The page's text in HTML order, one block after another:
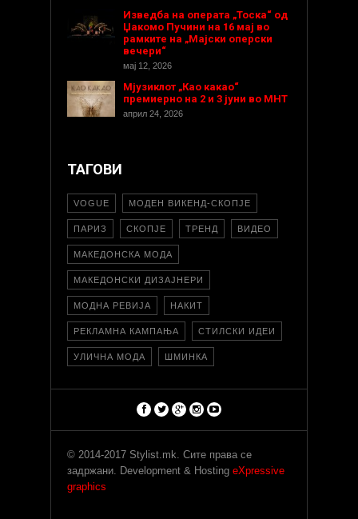
Изведба на операта „Тоска“ од
Џакомо Пучини на 16 мај во
рамките на „Мајски оперски
вечери“
мај 12, 2026
Мјузиклот „Као какао“
премиерно на 2 и 3 јуни во МНТ
април 24, 2026
ТАГОВИ
VOGUE МОДЕН ВИКЕНД-СКОПЈЕ
ПАРИЗ СКОПЈЕ ТРЕНД ВИДЕО
МАКЕДОНСКА МОДА
МАКЕДОНСКИ ДИЗАЈНЕРИ
МОДНА РЕВИЈА НАКИТ
РЕКЛАМНА КАМПАЊА СТИЛСКИ ИДЕИ
УЛИЧНА МОДА ШМИНКА
© 2014-2017 Stylist.mk. Сите права се
задржани. Development & Hosting eXpressive
graphics